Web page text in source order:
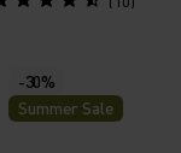
-30%
Summer Sale